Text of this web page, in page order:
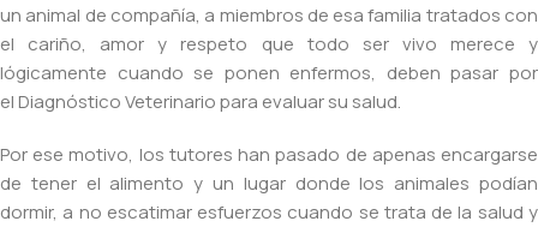
un animal de compañía, a miembros de esa familia tratados con
el cariño, amor y respeto que todo ser vivo merece y
lógicamente cuando se ponen enfermos, deben pasar por
el Diagnóstico Veterinario para evaluar su salud.
Por ese motivo, los tutores han pasado de apenas encargarse
de tener el alimento y un lugar donde los animales podían
dormir, a no escatimar esfuerzos cuando se trata de la salud y